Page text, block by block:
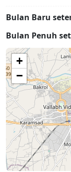
Bulan Baru
Bulan Penuh
+
−